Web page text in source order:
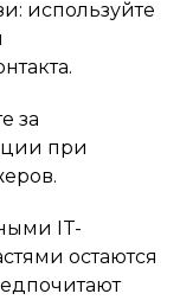
используйте
за
при
IT-
остаются